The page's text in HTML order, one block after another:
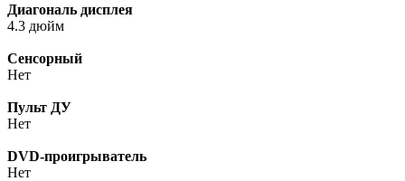
Диагональ дисплея
4.3 дюйм
Сенсорный
Нет
Пульт ДУ
Нет
DVD-проигрыватель
Нет